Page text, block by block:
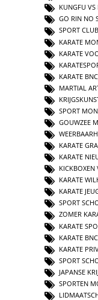
KUNGFU VS
GO RIN NO
SPORT
KARATE
KARATE
KARATE BNC
MARTIAL
SPORT
GOUWZEE
KARATE
KARATE
KICKBOXEN
KARATE
KARATE
SPORT
ZOMER
KARATE
KARATE
KARATE
SPORT
JAPANSE
SPORTEN